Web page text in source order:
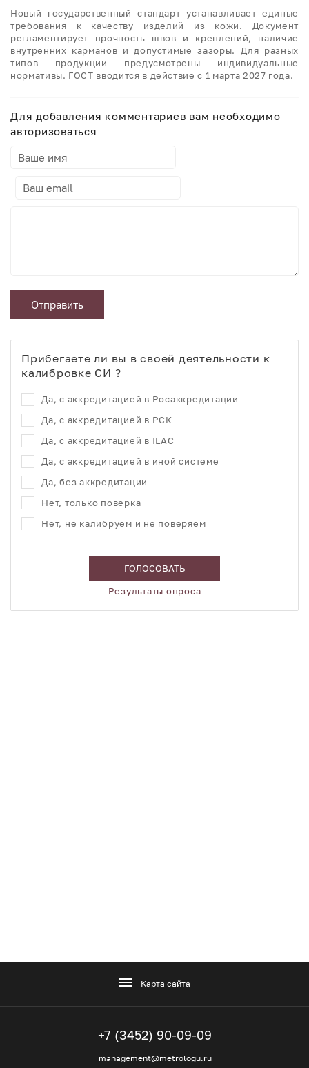
Новый государственный стандарт устанавливает единые
требования к качеству изделий из кожи. Документ
регламентирует прочность швов и креплений, наличие
внутренних карманов и допустимые зазоры. Для разных
типов продукции предусмотрены индивидуальные
нормативы. ГОСТ вводится в действие с 1 марта 2027 года.
Для добавления комментариев вам необходимо
авторизоваться
Отправить
Прибегаете ли вы в своей деятельности к
калибровке СИ ?
Да, с аккредитацией в Росаккредитации
Да, с аккредитацией в РСК
Да, с аккредитацией в ILAC
Да, с аккредитацией в иной системе
Да, без аккредитации
Нет, только поверка
Нет, не калибруем и не поверяем
ГОЛОСОВАТЬ
Результаты опроса
Карта сайта
+7 (3452) 90-09-09
management@metrologu.ru